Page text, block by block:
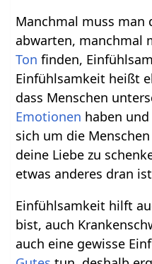
Manchmal muss
abwarten, manchmal
Ton finden,
Einfühlsamkeit heißt
dass Menschen
Emotionen haben
sich um die
deine Liebe zu
etwas anderes dran
Einfühlsamkeit hilft
bist, auch
auch eine gewisse